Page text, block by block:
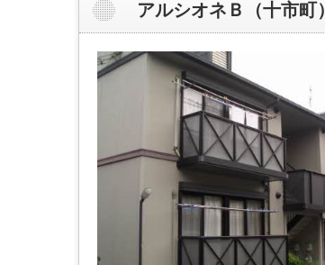
アルシオネＢ（十市町）